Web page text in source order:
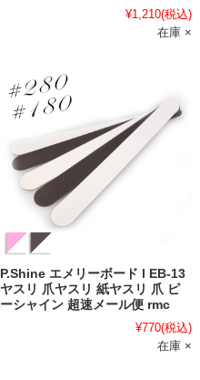
¥1,210(税込)
在庫 ×
P.Shine エメリーボード l EB-13
ヤスリ 爪ヤスリ 紙ヤスリ 爪 ピ
ーシャイン 超速メール便 rmc
¥770(税込)
在庫 ×